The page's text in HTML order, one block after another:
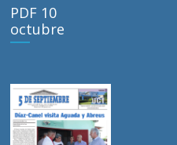
PDF 10
octubre